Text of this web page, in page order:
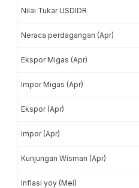
Nilai Tukar USDIDR
Neraca perdagangan (Apr)
Ekspor Migas (Apr)
Impor Migas (Apr)
Ekspor (Apr)
Impor (Apr)
Kunjungan Wisman (Apr)
Inflasi yoy (Mei)